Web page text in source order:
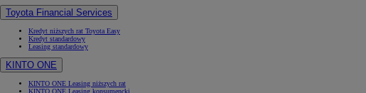
Toyota Financial Services
Kredyt niższych rat Toyota Easy
Kredyt standardowy
Leasing standardowy
KINTO ONE
KINTO ONE Leasing niższych rat
KINTO ONE Leasing konsumencki